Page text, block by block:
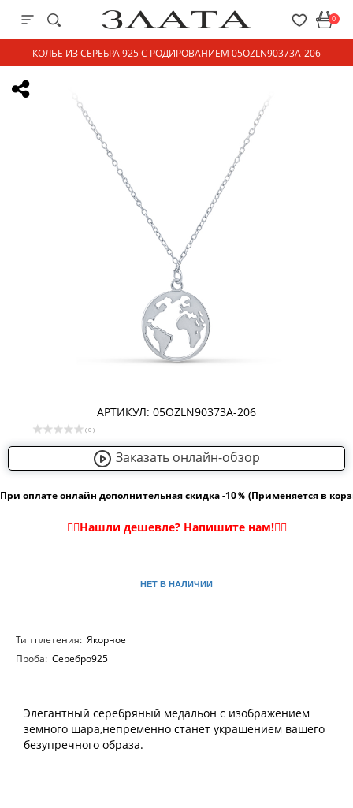
0
КОЛЬЕ ИЗ СЕРЕБРА 925 С РОДИРОВАНИЕМ 05OZLN90373A-206
АРТИКУЛ: 05OZLN90373A-206
( 0 )
Заказать онлайн-обзор
При оплате онлайн дополнительная скидка -10％ (Применяется в
НЕТ В НАЛИЧИИ
Тип плетения: Якорное
Проба: Серебро925
Элегантный серебряный медальон с изображением
земного шара,непременно станет украшением вашего
безупречного образа.